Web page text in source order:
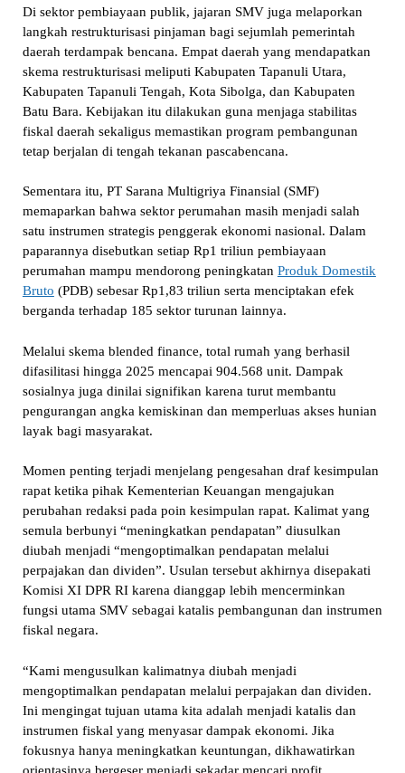
Di sektor pembiayaan publik, jajaran SMV juga melaporkan
langkah restrukturisasi pinjaman bagi sejumlah pemerintah
daerah terdampak bencana. Empat daerah yang mendapatkan
skema restrukturisasi meliputi Kabupaten Tapanuli Utara,
Kabupaten Tapanuli Tengah, Kota Sibolga, dan Kabupaten
Batu Bara. Kebijakan itu dilakukan guna menjaga stabilitas
fiskal daerah sekaligus memastikan program pembangunan
tetap berjalan di tengah tekanan pascabencana.
Sementara itu, PT Sarana Multigriya Finansial (SMF)
memaparkan bahwa sektor perumahan masih menjadi salah
satu instrumen strategis penggerak ekonomi nasional. Dalam
paparannya disebutkan setiap Rp1 triliun pembiayaan
perumahan mampu mendorong peningkatan Produk Domestik
Bruto (PDB) sebesar Rp1,83 triliun serta menciptakan efek
berganda terhadap 185 sektor turunan lainnya.
Melalui skema blended finance, total rumah yang berhasil
difasilitasi hingga 2025 mencapai 904.568 unit. Dampak
sosialnya juga dinilai signifikan karena turut membantu
pengurangan angka kemiskinan dan memperluas akses hunian
layak bagi masyarakat.
Momen penting terjadi menjelang pengesahan draf kesimpulan
rapat ketika pihak Kementerian Keuangan mengajukan
perubahan redaksi pada poin kesimpulan rapat. Kalimat yang
semula berbunyi “meningkatkan pendapatan” diusulkan
diubah menjadi “mengoptimalkan pendapatan melalui
perpajakan dan dividen”. Usulan tersebut akhirnya disepakati
Komisi XI DPR RI karena dianggap lebih mencerminkan
fungsi utama SMV sebagai katalis pembangunan dan instrumen
fiskal negara.
“Kami mengusulkan kalimatnya diubah menjadi
mengoptimalkan pendapatan melalui perpajakan dan dividen.
Ini mengingat tujuan utama kita adalah menjadi katalis dan
instrumen fiskal yang menyasar dampak ekonomi. Jika
fokusnya hanya meningkatkan keuntungan, dikhawatirkan
orientasinya bergeser menjadi sekadar mencari profit